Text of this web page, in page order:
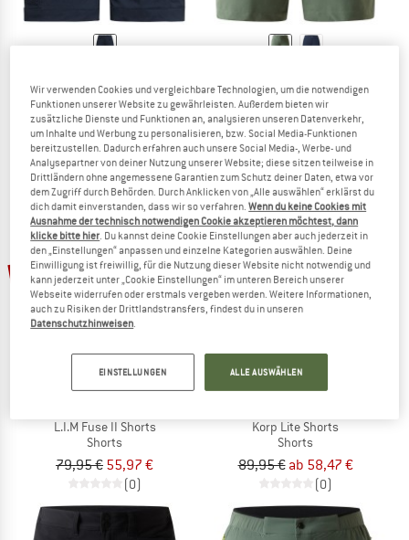
Kid's Mid Fjell Shorts
Shorts
59,95 €32,97 €
(0)
Women's Korp Lite Shorts
Shorts
89,95 €62,97 €
(0)
30%
L.I.M Fuse II Shorts
Shorts
79,95 € 55,97 €
(0)
bis 35%
Korp Lite Shorts
Shorts
89,95 € ab 58,47 €
(0)
Wir verwenden Cookies und vergleichbare Technologien, um die notwendigen
Funktionen unserer Website zu gewährleisten. Außerdem bieten wir
zusätzliche Dienste und Funktionen an, analysieren unseren Datenverkehr,
um Inhalte und Werbung zu personalisieren, bzw. Social Media-Funktionen
bereitzustellen. Dadurch erfahren auch unsere Social Media-, Werbe- und
Analysepartner von deiner Nutzung unserer Website; diese sitzen teilweise in
Drittländern ohne angemessene Garantien zum Schutz deiner Daten, etwa vor
dem Zugriff durch Behörden. Durch Anklicken von „Alle auswählen“ erklärst du
dich damit einverstanden, dass wir so verfahren.Wenn du keine Cookies mit
Ausnahme der technisch notwendigen Cookie akzeptieren möchtest, dann
klicke bitte hier. Du kannst deine Cookie Einstellungen aber auch jederzeit in
den „Einstellungen“ anpassen und einzelne Kategorien auswählen. Deine
Einwilligung ist freiwillig, für die Nutzung dieser Website nicht notwendig und
kann jederzeit unter „Cookie Einstellungen“ im unteren Bereich unserer
Webseite widerrufen oder erstmals vergeben werden. Weitere Informationen,
auch zu Risiken der Drittlandstransfers, findest du in unseren
Datenschutzhinweisen.
EINSTELLUNGEN ALLE AUSWÄHLEN